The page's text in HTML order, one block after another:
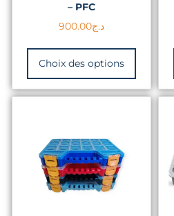
– PFC
د.ج900.00
Choix des options